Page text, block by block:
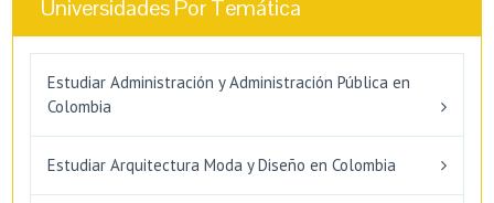
Universidades Por Temática
Estudiar Administración y Administración Pública en
Colombia
Estudiar Arquitectura Moda y Diseño en Colombia